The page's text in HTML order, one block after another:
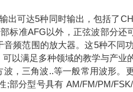
出可达5种同时输出，包括了
标准AFG以外，正弦波部分
频范围的放大器。这5种不同
以满足多种领域的教学与产业
，三角波..等一般常用波形。
部分型号具有 AM/FM/PM/